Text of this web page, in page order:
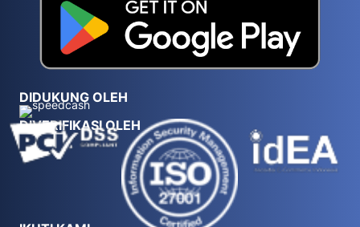
DIDUKUNG OLEH
DIVERIFIKASI OLEH